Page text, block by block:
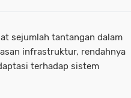
sejumlah tantangan dalam
infrastruktur, rendahnya
terhadap sistem